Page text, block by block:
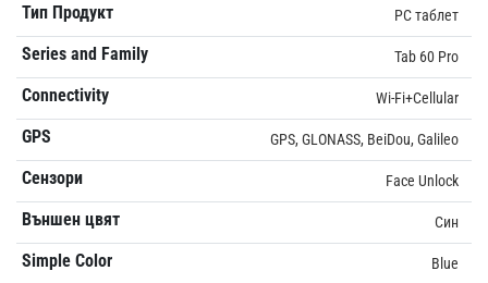
Тип Продукт PC таблет
Series and Family Tab 60 Pro
Connectivity Wi-Fi+Cellular
GPS GPS, GLONASS, BeiDou, Galileo
Сензори Face Unlock
Външен цвят Син
Simple Color Blue